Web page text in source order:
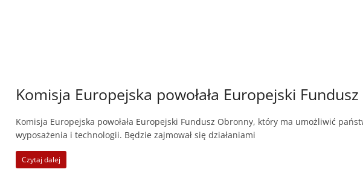
Komisja Europejska powołała Europejski
Komisja Europejska powołała Europejski Fundusz Obronny, który ma umożliwić
wyposażenia i technologii. Będzie zajmował się działaniami
Czytaj dalej